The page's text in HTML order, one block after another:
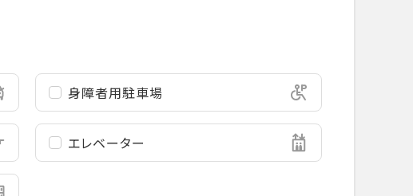
身障者用駐車場
エレベーター